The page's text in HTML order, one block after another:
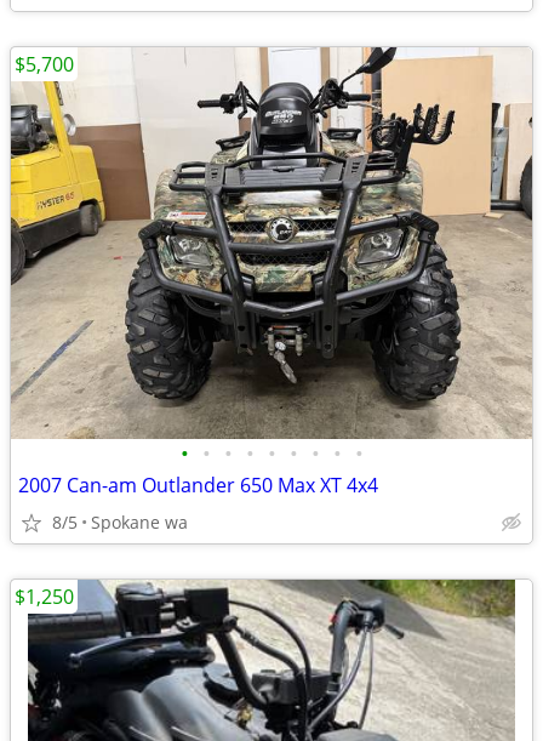
• • • • • • • • •
2007 Can-am Outlander 650 Max XT 4x4
8/5 Spokane wa
$5,700
$1,250